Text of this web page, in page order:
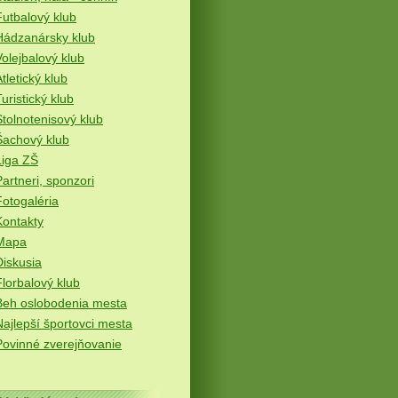
klub
klub
klub
klub
klub
klub
klub
ZŠ
sponzori
klub
oslobodenia mesta
športovci mesta
zverejňovanie